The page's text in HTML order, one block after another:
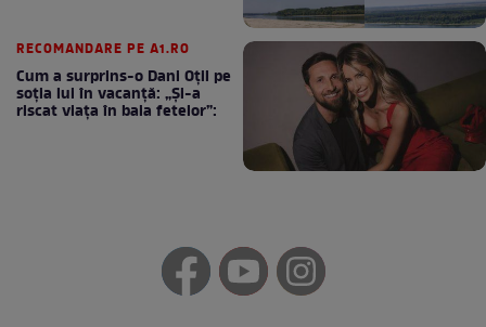
RECOMANDARE PE A1.RO
Cum a surprins-o Dani Oțil pe
soția lui în vacanță: „Și-a
riscat viața în baia fetelor”: